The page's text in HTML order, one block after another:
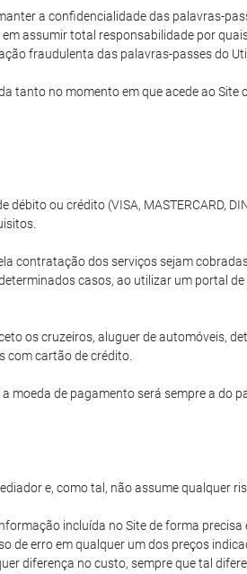
a confidencialidade das palavras-
assumir total responsabilidade por
fraudulenta das palavras-passes do
tanto no momento em que acede ao
ou crédito (VISA, MASTERCARD,
contratação dos serviços sejam
casos, ao utilizar um portal
os cruzeiros, aluguer de automóveis,
com cartão de crédito.
de pagamento será sempre a do
e, como tal, não assume qualquer
incluída no Site de forma
de erro em qualquer um dos preços
diferença no custo, sempre que tal